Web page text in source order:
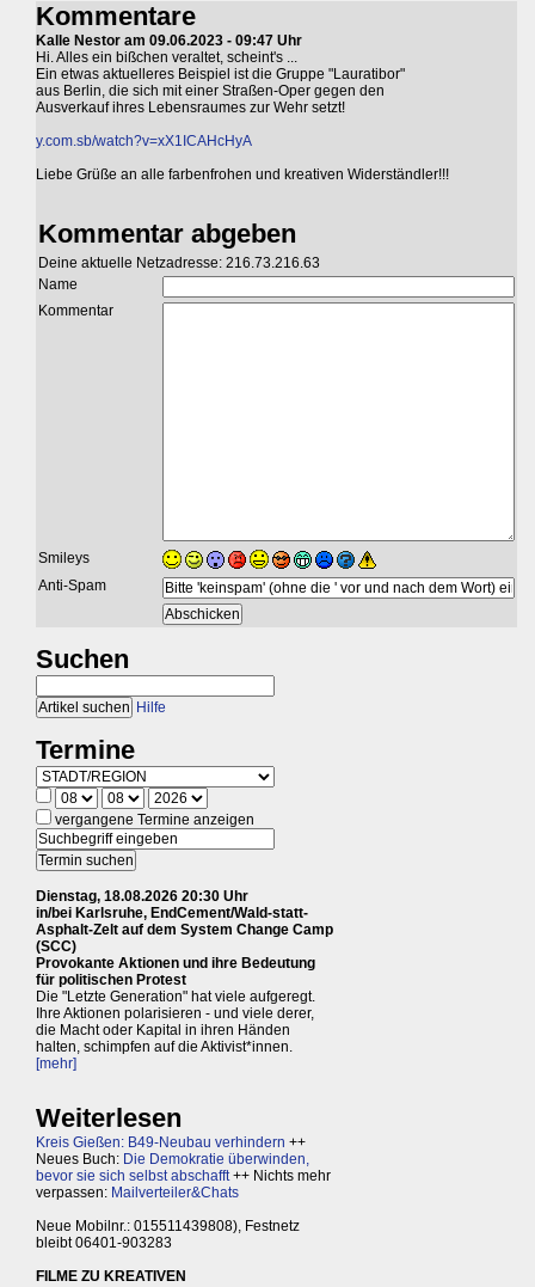
Kommentare
Kalle Nestor am 09.06.2023 - 09:47 Uhr
Hi. Alles ein bißchen veraltet, scheint's ...
Ein etwas aktuelleres Beispiel ist die Gruppe "Lauratibor"
aus Berlin, die sich mit einer Straßen-Oper gegen den
Ausverkauf ihres Lebensraumes zur Wehr setzt!
y.com.sb/watch?v=xX1ICAHcHyA
Liebe Grüße an alle farbenfrohen und kreativen Widerständler!!!
Kommentar abgeben
Deine aktuelle Netzadresse: 216.73.216.63
Name
Kommentar
Smileys
Anti-Spam
Suchen
Hilfe
Termine
vergangene Termine anzeigen
Dienstag, 18.08.2026 20:30 Uhr
in/bei Karlsruhe, EndCement/Wald-statt-
Asphalt-Zelt auf dem System Change Camp
(SCC)
Provokante Aktionen und ihre Bedeutung
für politischen Protest
Die "Letzte Generation" hat viele aufgeregt.
Ihre Aktionen polarisieren - und viele derer,
die Macht oder Kapital in ihren Händen
halten, schimpfen auf die Aktivist*innen.
[mehr]
Weiterlesen
Kreis Gießen: B49-Neubau verhindern ++
Neues Buch: Die Demokratie überwinden,
bevor sie sich selbst abschafft++ Nichts mehr
verpassen: Mailverteiler&Chats
Neue Mobilnr.: 015511439808), Festnetz
bleibt 06401-903283
FILME ZU KREATIVEN